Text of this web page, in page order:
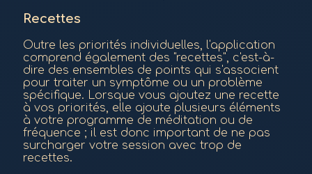
Recettes
Outre les priorités individuelles, l'application
comprend également des "recettes", c'est-à-
dire des ensembles de points qui s'associent
pour traiter un symptôme ou un problème
spécifique. Lorsque vous ajoutez une recette
à vos priorités, elle ajoute plusieurs éléments
à votre programme de méditation ou de
fréquence ; il est donc important de ne pas
surcharger votre session avec trop de
recettes.